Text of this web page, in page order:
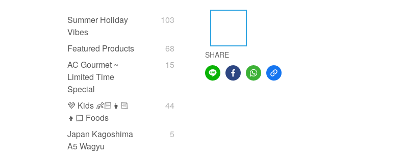
Summer Holiday
Vibes
103
Featured Products
68
AC Gourmet ~
Limited Time
Special
15
💜 Kids 👶🏻👧🏻
👦🏻 Foods
44
Japan Kagoshima
A5 Wagyu
5
SHARE